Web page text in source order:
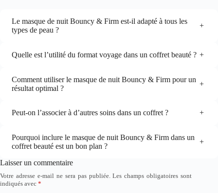
Le masque de nuit Bouncy & Firm est-il adapté à tous les
types de peau ?
+
Quelle est l’utilité du format voyage dans un coffret beauté ? +
Comment utiliser le masque de nuit Bouncy & Firm pour un
résultat optimal ?
+
Peut-on l’associer à d’autres soins dans un coffret ? +
Pourquoi inclure le masque de nuit Bouncy & Firm dans un
coffret beauté est un bon plan ?
+
Laisser un commentaire
Votre adresse e-mail ne sera pas publiée. Les champs obligatoires sont
indiqués avec *